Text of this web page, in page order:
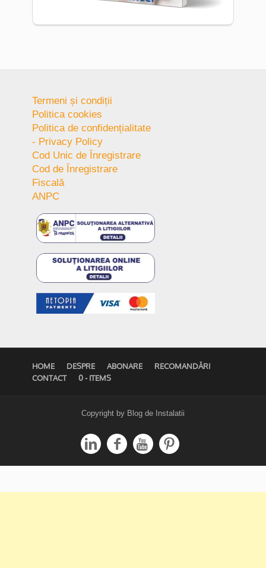
Termeni și condiții
Politica cookies
Politica de confidențialitate
- Privacy Policy
Cod Unic de Înregistrare
Cod de Înregistrare
Fiscală
ANPC
HOME DESPRE ABONARE
RECOMANDĂRI
CONTACT
0 - ITEMS
Copyright by Blog de Instalatii
   